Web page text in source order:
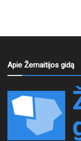
Apie Žemaitijos gidą